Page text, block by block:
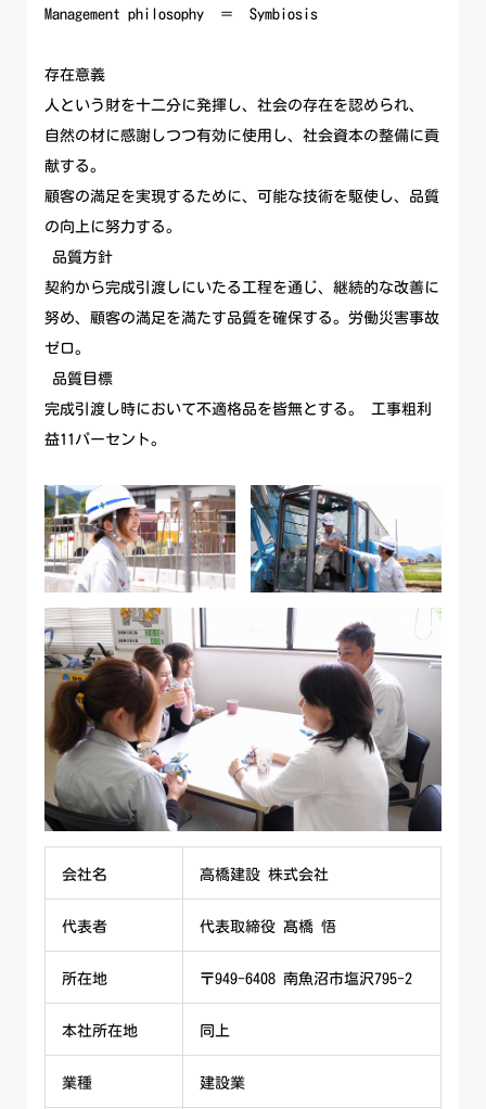
Management philosophy ＝ Symbiosis
存在意義
人という財を十二分に発揮し、社会の存在を認められ、
自然の材に感謝しつつ有効に使用し、社会資本の整備に貢
献する。
顧客の満足を実現するために、可能な技術を駆使し、品質
の向上に努力する。
品質方針
契約から完成引渡しにいたる工程を通じ、継続的な改善に
努め、顧客の満足を満たす品質を確保する。労働災害事故
ゼロ。
品質目標
完成引渡し時において不適格品を皆無とする。 工事粗利
益11パーセント。
会社名 高橋建設 株式会社
代表者 代表取締役 髙橋 悟
所在地 〒949-6408 南魚沼市塩沢795-2
本社所在地 同上
業種 建設業